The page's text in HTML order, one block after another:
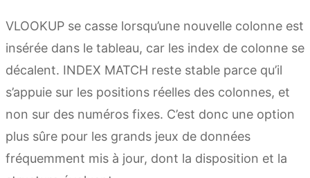
VLOOKUP se casse lorsqu’une nouvelle colonne est
insérée dans le tableau, car les index de colonne se
décalent. INDEX MATCH reste stable parce qu’il
s’appuie sur les positions réelles des colonnes, et
non sur des numéros fixes. C’est donc une option
plus sûre pour les grands jeux de données
fréquemment mis à jour, dont la disposition et la